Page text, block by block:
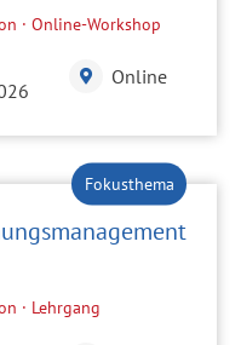
· Online-Workshop
Online
· Lehrgang